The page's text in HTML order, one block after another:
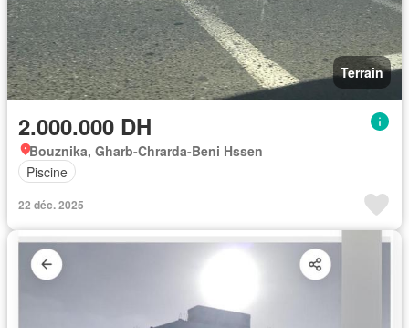
Terrain
2.000.000 DH
Bouznika, Gharb-Chrarda-Beni Hssen
Piscine
22 déc. 2025